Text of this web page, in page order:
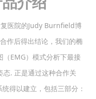
医院的Judy Burnfield博
作后得出结论，我们的椭
（EMG）模式分析下最接
态. 正是通过这种合作关
得以建立，包括三部分：